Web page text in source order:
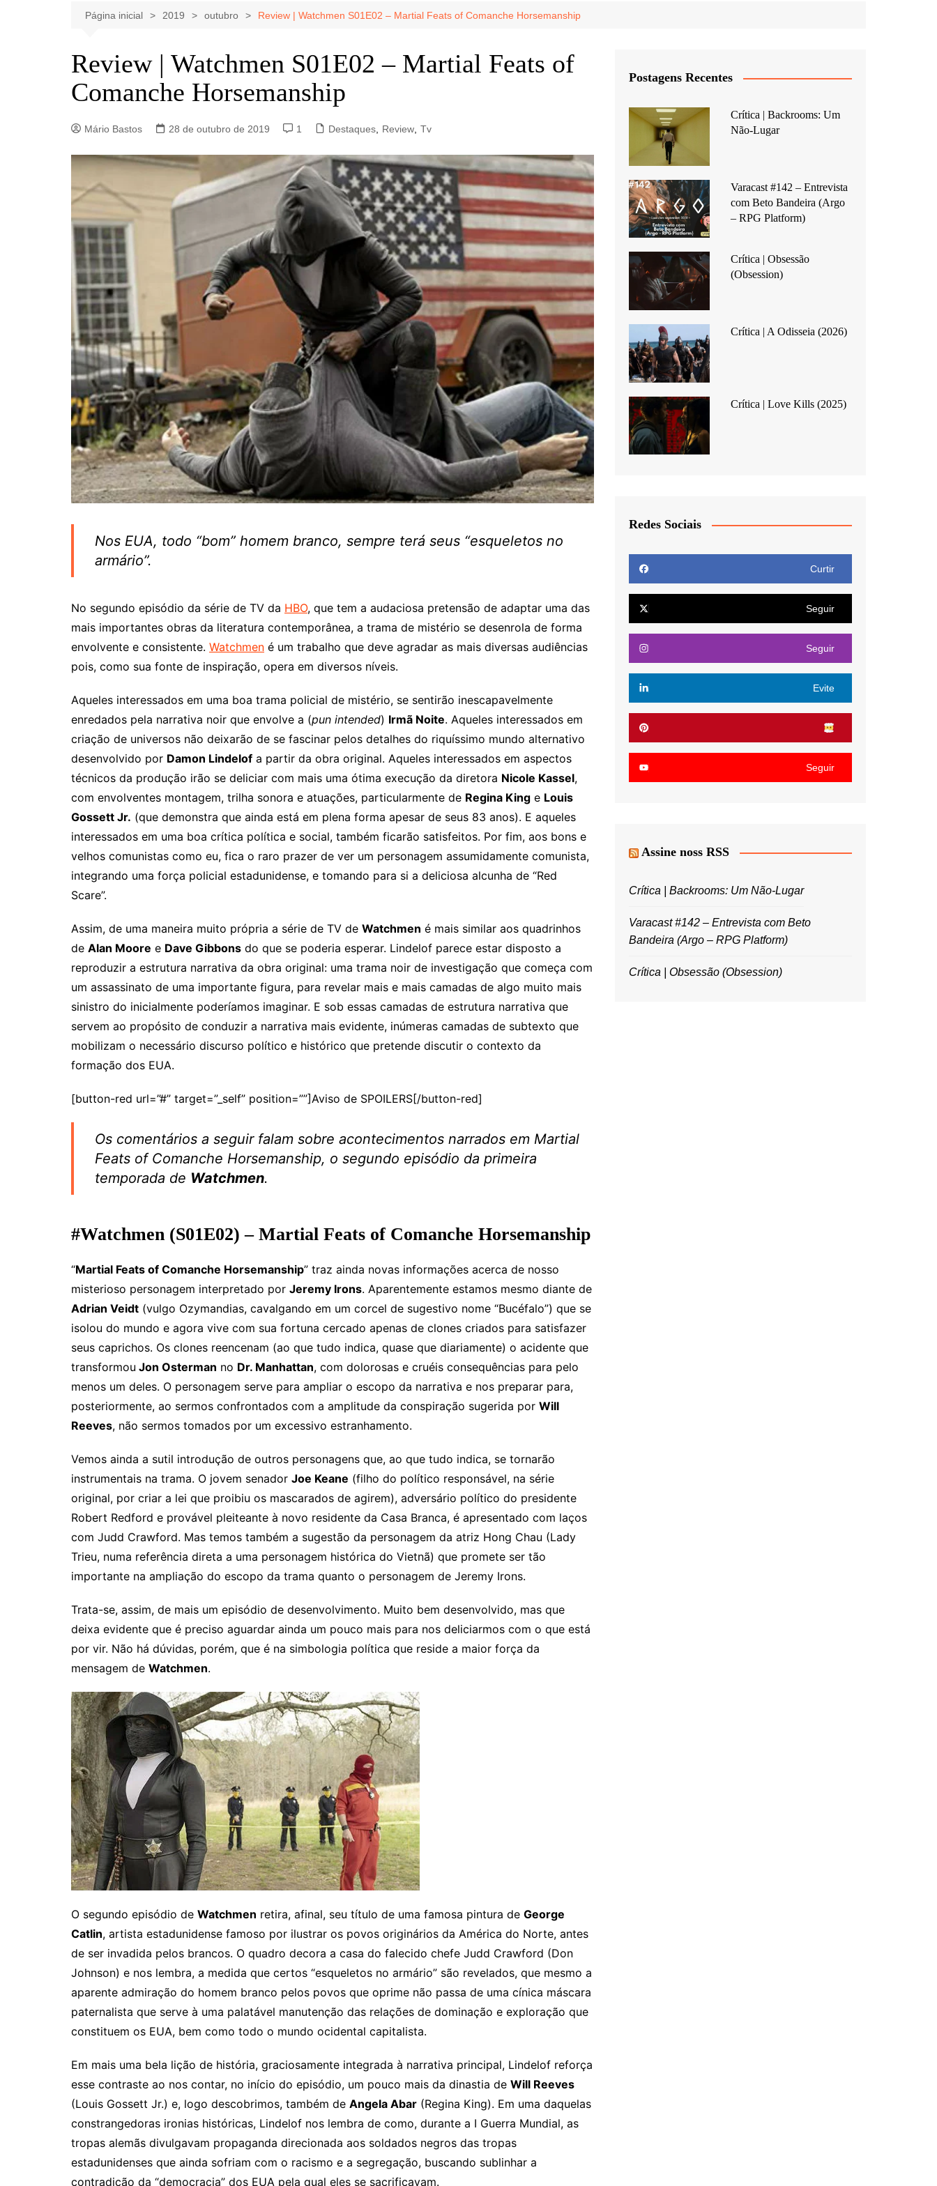
Celebridades
Música
Clássicos
Livros
Game ReviewRadiola Torresmo
Umbivis
Tv
Página inicial 2019 outubro Review | Watchmen S01E02 – Martial Feats of Comanche Horsemanship
Review | Watchmen S01E02 – Martial Feats of
Comanche Horsemanship
Mário Bastos 28 de outubro de 2019 1 Destaques Review Tv
Nos EUA, todo “bom” homem branco, sempre terá seus “esqueletos no
armário”.
No segundo episódio da série de TV da HBO, que tem a audaciosa pretensão de adaptar uma das
mais importantes obras da literatura contemporânea, a trama de mistério se desenrola de forma
envolvente e consistente. Watchmen é um trabalho que deve agradar as mais diversas audiências
pois, como sua fonte de inspiração, opera em diversos níveis.
Aqueles interessados em uma boa trama policial de mistério, se sentirão inescapavelmente
enredados pela narrativa noir que envolve a (pun intended) Irmã Noite. Aqueles interessados em
criação de universos não deixarão de se fascinar pelos detalhes do riquíssimo mundo alternativo
desenvolvido por Damon Lindelof a partir da obra original. Aqueles interessados em aspectos
técnicos da produção irão se deliciar com mais uma ótima execução da diretora Nicole Kassel,
com envolventes montagem, trilha sonora e atuações, particularmente de Regina King e Louis
Gossett Jr. (que demonstra que ainda está em plena forma apesar de seus 83 anos). E aqueles
interessados em uma boa crítica política e social, também ficarão satisfeitos. Por fim, aos bons e
velhos comunistas como eu, fica o raro prazer de ver um personagem assumidamente comunista,
integrando uma força policial estadunidense, e tomando para si a deliciosa alcunha de “Red
Scare”.
Assim, de uma maneira muito própria a série de TV de Watchmen é mais similar aos quadrinhos
de Alan Moore e Dave Gibbons do que se poderia esperar. Lindelof parece estar disposto a
reproduzir a estrutura narrativa da obra original: uma trama noir de investigação que começa com
um assassinato de uma importante figura, para revelar mais e mais camadas de algo muito mais
sinistro do inicialmente poderíamos imaginar. E sob essas camadas de estrutura narrativa que
servem ao propósito de conduzir a narrativa mais evidente, inúmeras camadas de subtexto que
mobilizam o necessário discurso político e histórico que pretende discutir o contexto da
formação dos EUA.
[button-red url=”#” target=”_self” position=””]Aviso de SPOILERS[/button-red]
Os comentários a seguir falam sobre acontecimentos narrados em Martial
Feats of Comanche Horsemanship, o segundo episódio da primeira
temporada de Watchmen.
#Watchmen (S01E02) – Martial Feats of Comanche Horsemanship
“Martial Feats of Comanche Horsemanship” traz ainda novas informações acerca de nosso
misterioso personagem interpretado por Jeremy Irons. Aparentemente estamos mesmo diante de
Adrian Veidt (vulgo Ozymandias, cavalgando em um corcel de sugestivo nome “Bucéfalo”) que se
isolou do mundo e agora vive com sua fortuna cercado apenas de clones criados para satisfazer
seus caprichos. Os clones reencenam (ao que tudo indica, quase que diariamente) o acidente que
transformou Jon Osterman no Dr. Manhattan, com dolorosas e cruéis consequências para pelo
menos um deles. O personagem serve para ampliar o escopo da narrativa e nos preparar para,
posteriormente, ao sermos confrontados com a amplitude da conspiração sugerida por Will
Reeves, não sermos tomados por um excessivo estranhamento.
Vemos ainda a sutil introdução de outros personagens que, ao que tudo indica, se tornarão
instrumentais na trama. O jovem senador Joe Keane (filho do político responsável, na série
original, por criar a lei que proibiu os mascarados de agirem), adversário político do presidente
Robert Redford e provável pleiteante à novo residente da Casa Branca, é apresentado com laços
com Judd Crawford. Mas temos também a sugestão da personagem da atriz Hong Chau (Lady
Trieu, numa referência direta a uma personagem histórica do Vietnã) que promete ser tão
importante na ampliação do escopo da trama quanto o personagem de Jeremy Irons.
Trata-se, assim, de mais um episódio de desenvolvimento. Muito bem desenvolvido, mas que
deixa evidente que é preciso aguardar ainda um pouco mais para nos deliciarmos com o que está
por vir. Não há dúvidas, porém, que é na simbologia política que reside a maior força da
mensagem de Watchmen.
O segundo episódio de Watchmen retira, afinal, seu título de uma famosa pintura de George
Catlin, artista estadunidense famoso por ilustrar os povos originários da América do Norte, antes
de ser invadida pelos brancos. O quadro decora a casa do falecido chefe Judd Crawford (Don
Johnson) e nos lembra, a medida que certos “esqueletos no armário” são revelados, que mesmo a
aparente admiração do homem branco pelos povos que oprime não passa de uma cínica máscara
paternalista que serve à uma palatável manutenção das relações de dominação e exploração que
constituem os EUA, bem como todo o mundo ocidental capitalista.
Em mais uma bela lição de história, graciosamente integrada à narrativa principal, Lindelof reforça
esse contraste ao nos contar, no início do episódio, um pouco mais da dinastia de Will Reeves
(Louis Gossett Jr.) e, logo descobrimos, também de Angela Abar (Regina King). Em uma daquelas
constrangedoras ironias históricas, Lindelof nos lembra de como, durante a I Guerra Mundial, as
tropas alemãs divulgavam propaganda direcionada aos soldados negros das tropas
estadunidenses que ainda sofriam com o racismo e a segregação, buscando sublinhar a
contradição da “democracia” dos EUA pela qual eles se sacrificavam.
Postagens Recentes
Crítica | Backrooms: Um
Não-Lugar
Varacast #142 – Entrevista
com Beto Bandeira (Argo
– RPG Platform)
Crítica | Obsessão
(Obsession)
Crítica | A Odisseia (2026)
Crítica | Love Kills (2025)
Redes Sociais
Curtir
Seguir
Seguir
Evite
Seguir
Assine noss RSS
Crítica | Backrooms: Um Não-Lugar
Varacast #142 – Entrevista com Beto
Bandeira (Argo – RPG Platform)
Crítica | Obsessão (Obsession)